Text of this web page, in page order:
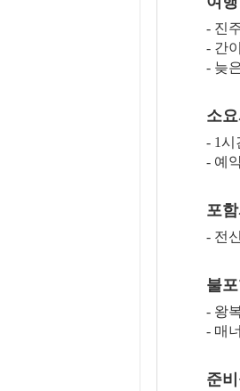
- 진
- 간
- 늦
소
- 1시
- 예
포
- 전
불
- 왕
- 매
준